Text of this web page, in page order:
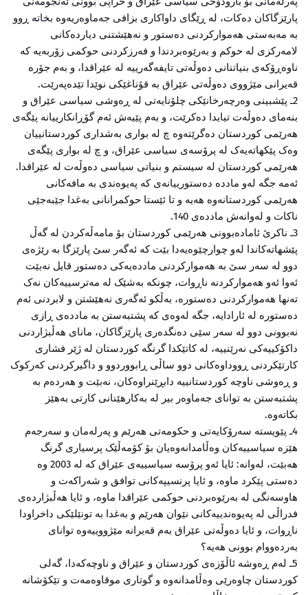
پارێزگاکان دەکات، لە ڕێگای داواکاری بزافی جەماوەریەوە بخاتە ڕوو
بە مەبەستی هەموارکردنی دەستور و نەهێشتنی دیاردەکانی
لامەرکزی لە حوکم و بەرێوەبردندا و فەرزکردنی حوکمی زۆربەیە کە
ناوەڕۆکەی بنیاتنانی دەوڵەتی تایفەگەرییە لە عێراقدا، و بەم جۆرە
قەیرانی مێژووی دەوڵەتی عێراق بە قۆناغێکی نوێدا تێدەپەرێت.
2ـ پێشبینی وەرچەرخانێکی چلۆنایەتی لە ڕەوشی سیاسی عێراق و
بنەمای دەوڵەت تیایدا دەکرێت، و بەم پێیەش ئەم گۆڕانکارییانە پێگەی
هەرێمی کوردستان دەگرێتەوە چ لە بواری بەشداری کوردستانییان
وەک پێکهاتەیەک لە پرۆسەی سیاسی عێراق، و چ لە بواری پێگەی
هەرێمی کوردستان لە سیستم و بنیاتی سیاسی دەوڵەت لە عێراقدا.
ئەمە جگە لەو ماددە دەستورییانەی کە پەیوەندی بە مافەکانی
هەرێمی کوردستانەوە هەیە و تا ئێستا حوکمرانانی بەغدا جێبەجێی
ناکات و لەوانەش ماددەی 140.
3ـ ناکرێ ئامادەبوونی هەرێمی کوردستان بۆ مامەڵەکردن لە گەڵ
پێشهاتەکاندا لەو چوارچێوەیەدا بێت کە ئەگەر سێ پارێزگا بە رێژەی
دوو لە سەر سێ بە هەموارکردنی ماددەیەکی دەستور قایل نەبێت
ئەوا ئەو هەموارکردنە ناڕوات، چونکە بەشێک لە مەترسییەکان نەک
تەنها هەموارکردنی دەستورە، بەڵکو ئەگەری نەهێشتن و لابردنی ئەم
دەستورە لە ئارادایە، جگە لەوەی کە پشتبەستن بە ماددەی ڕازی
نەبوونی دوو لە سەر سێی دەنگدەری پارێزگاکان، مانای هەڵبژاردنی
داکۆکییەکی نەرێنییە، لە کاتێکدا گرنگە کوردستان لە ژێر فشاری
کارتێکردنی ڕووداوەکانی دوو ساڵی ڕابووردوو و داگیرکردنی کەرکوک
و ڕەوشی ناوچە کوردستانییە دابڕێنراوەکان، نەبێت و هەردەم بە
پشتبەستن بە توانای جەماوەر بیر لە بەکارهێنانی کارتی بەهێز
بکاتەوە.
4ـ پێویستە سەرۆکایەتی و حکومەتی هەرێم و پەرلەمان و سەرجەم
هێزە سیاسییەکان وەڵامدانەوەیان بۆ کۆمەڵێک پرسیاری گرنگ
هەبێت، لەوانە: ئایا ئەو پرۆسە سیاسییەی عێراق کە لە 2003 وە
دەستی پێکرد ماوە، و ئایا پرنسیپەکانی توافق و شەراکەت و
هاوسەنگی لە بەرێوەبردنی حوکمی عێراقدا ماوە، و ئایا هەڵبژاردەی
فدراڵی لە پەیوەندییەکانی نێوان هەرێم و بەغدا بە تونێلێکی داخراودا
ناڕوات، و ئایا دەوڵەتی عێراق بەم قەیرانە مێژووییەوە توانای
بەردەووام بوونی هەیە؟
5ـ لەم ڕەوشە ئاڵۆزەی کوردستان و عێراق و ناوچەکەدا، گەلی
کوردستان چاوەرێی وەڵامدانەوە و گوتاری موقاوەمەت و تێکۆشانە